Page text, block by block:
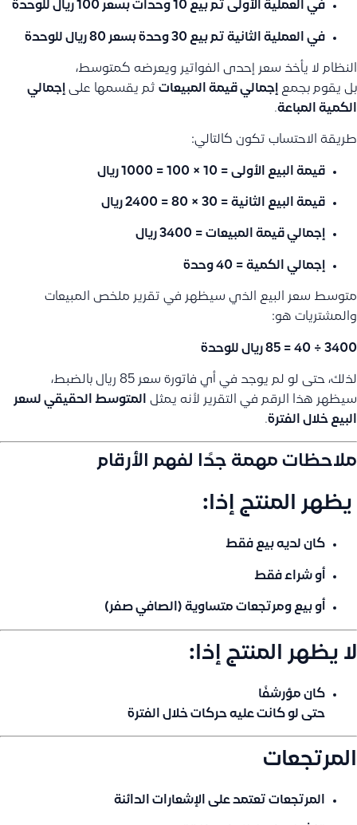
في العملية الأولى تم بيع 10 وحدات بسعر 100 ريال للوحدة
في العملية الثانية تم بيع 30 وحدة بسعر 80 ريال للوحدة
النظام لا يأخذ سعر إحدى الفواتير ويعرضه كمتوسط،
بل يقوم بجمع إجمالي قيمة المبيعات ثم يقسمها على إجمالي
الكمية المباعة.
طريقة الاحتساب تكون كالتالي:
قيمة البيع الأولى = 10 × 100 = 1000 ريال
قيمة البيع الثانية = 30 × 80 = 2400 ريال
إجمالي قيمة المبيعات = 3400 ريال
إجمالي الكمية = 40 وحدة
متوسط سعر البيع الذي سيظهر في تقرير ملخص المبيعات
والمشتريات هو:
3400 ÷ 40 = 85 ريال للوحدة
لذلك، حتى لو لم يوجد في أي فاتورة سعر 85 ريال بالضبط،
سيظهر هذا الرقم في التقرير لأنه يمثل المتوسط الحقيقي لسعر
البيع خلال الفترة.
ملاحظات مهمة جدًا لفهم الأرقام
️ يظهر المنتج إذا:
كان لديه بيع فقط
أو شراء فقط
أو بيع ومرتجعات متساوية (الصافي صفر)
لا يظهر المنتج إذا:
كان مؤرشفًا
حتى لو كانت عليه حركات خلال الفترة
المرتجعات
المرتجعات تعتمد على الإشعارات الدائنة